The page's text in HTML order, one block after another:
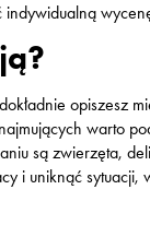
opiszesz
warto
są zwierzęta,
i uniknąć